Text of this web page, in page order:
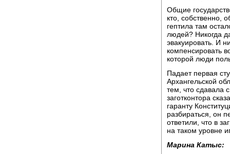
Общие
кто, собственно,
гептила там
людей? Никогда
эвакуировать. И
компенсировать
которой люди
Падает первая
Архангельской
тем, что сдавала
заготконтора
гаранту
разбираться, он
ответили, что в
на таком уровне
Марина Катыс: